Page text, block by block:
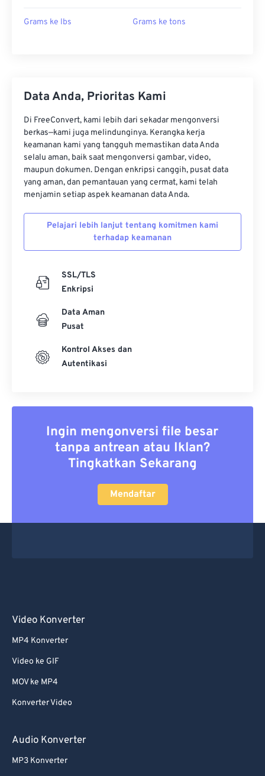
Grams ke lbs Grams ke tons
Data Anda, Prioritas Kami
Di FreeConvert, kami lebih dari sekadar mengonversi
berkas—kami juga melindunginya. Kerangka kerja
keamanan kami yang tangguh memastikan data Anda
selalu aman, baik saat mengonversi gambar, video,
maupun dokumen. Dengan enkripsi canggih, pusat data
yang aman, dan pemantauan yang cermat, kami telah
menjamin setiap aspek keamanan data Anda.
Pelajari lebih lanjut tentang komitmen kami
terhadap keamanan
SSL/TLS
Enkripsi
Data Aman
Pusat
Kontrol Akses dan
Autentikasi
Ingin mengonversi file besar
tanpa antrean atau Iklan?
Tingkatkan Sekarang
Mendaftar
Video Konverter
MP4 Konverter
Video ke GIF
MOV ke MP4
Konverter Video
Audio Konverter
MP3 Konverter